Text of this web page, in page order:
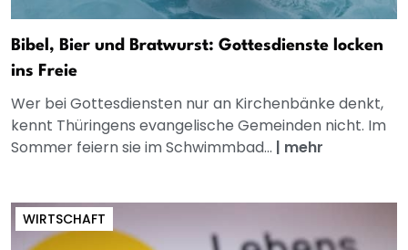
Bibel, Bier und Bratwurst: Gottesdienste locken
ins Freie
Wer bei Gottesdiensten nur an Kirchenbänke denkt,
kennt Thüringens evangelische Gemeinden nicht. Im
Sommer feiern sie im Schwimmbad... | mehr
WIRTSCHAFT